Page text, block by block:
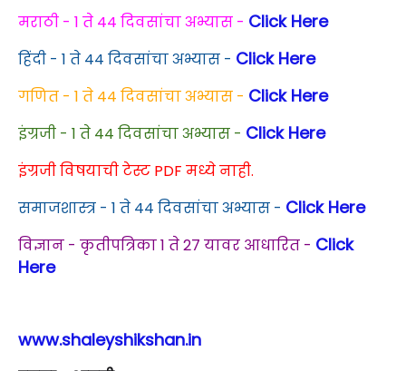
मराठी - 1 ते 44 दिवसांचा अभ्यास - Click Here
हिंदी - 1 ते 44 दिवसांचा अभ्यास - Click Here
गणित - 1 ते 44 दिवसांचा अभ्यास - Click Here
इंग्रजी - 1 ते 44 दिवसांचा अभ्यास - Click Here
इंग्रजी विषयाची टेस्ट PDF मध्ये नाही.
समाजशास्त्र - 1 ते 44 दिवसांचा अभ्यास - Click Here
विज्ञान - कृतीपत्रिका 1 ते 27 यावर आधारित - Click
Here
www.shaleyshikshan.in